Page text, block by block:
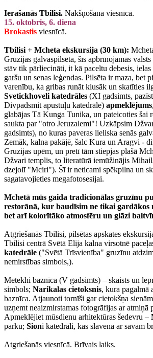
Ierašanās Tbilisi. Nakšņošana viesnīcā.
15. oktobris, 6. diena
Brokastis viesnīcā.
Tbilisi + Mcheta ekskursija (30 km):
Gruzijas galvaspilsēta, šīs apbrīnojamās
stāv tik pārliecināti, it kā paceltu debesis, ielas
garšu un senas leģendas. Pilsēta ir maza, bet
varenību, ka gribas runāt klusāk un skatīties
Svetickhoveli katedrāles (XI gadsimts,
Divpadsmit apustuļu katedrāle) apmeklējums
glabājas Tā Kunga Tunika, un pateicoties
saukta par "otro Jeruzalemi"! Uzkāpsim
gadsimts), no kuras paveras lieliska senās
Zemāk, kalna pakājē, šalc Kura un Aragvi -
Gruzijas upēm, un pretī tām stiepjas plašā
Džvari templis, to literatūrā iemūžinājis
dzejolī "Mciri"). Šī ir neticami spēkpilna un
sagatavojieties megafotosesijai.
Mchetā mūs gaida tradicionālas gruzīnu
restorānā, kur baudīsim ne tikai gardākos
bet arī kolorītāko atmosfēru un glāzi
Atgriešanās Tbilisi, pilsētas apskates
Tbilisi centrā Svētā Elija kalna virsotnē
katedrāle ("Svētā Trīsvienība" gruzīnu
nemirstības simbols,).
Metekhi baznīca (V gadsimts) – skaists un
simbols; Narikalas cietoksnis, kura pagalmā
baznīca. Atjaunoti tornīši gar cietokšņa
uzņemt neaizmirstamas fotogrāfijas ar atmiņā
Apmeklējiet mūsdienu arhitektūras šedevru –
parku; Sioni katedrāli, kas slavena ar savām
Atgriešanās viesnīcā. Brīvais laiks.